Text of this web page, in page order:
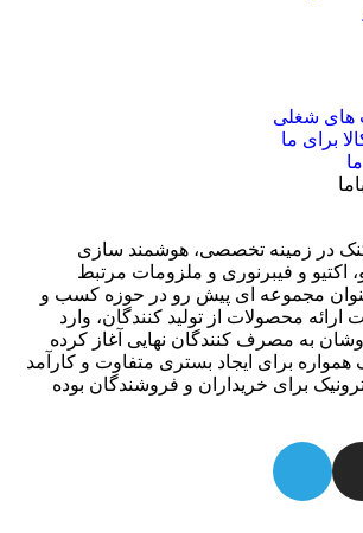
شغلی
برای ما
کنک در زمینه تخصصی، هوشمند سازی
اکتیو و فیبرنوری و ملزومات مرتبط
مجموعه ای پیش رو در حوزه کسب و
ارائه محصولات از تولید کنندگان، وارد
به مصرف کنندگان نهایی آغاز کرده
برای ایجاد بستری متفاوت و کارآمد
برای خریداران و فروشندگان بوده